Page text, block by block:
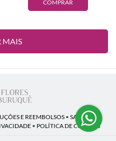
COMPRAR
MAIS
E REEMBOLSOS• SAC
• POLÍTICA DE COOKIES